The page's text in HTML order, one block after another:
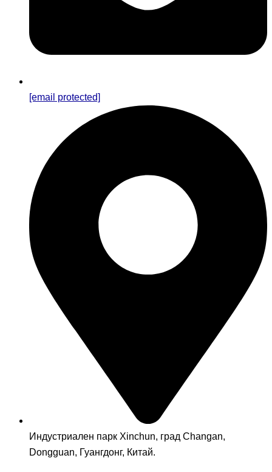
[email protected]
Индустриален парк Xinchun, град Changan,
Dongguan, Гуангдонг, Китай.